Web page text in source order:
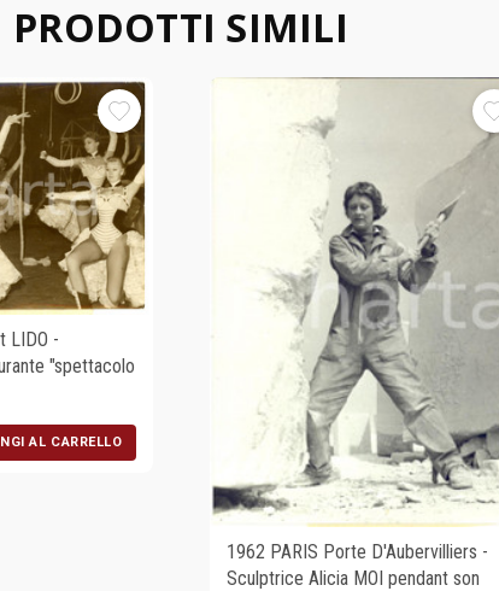
PRODOTTI SIMILI
LIDO -
"spettacolo
AL CARRELLO
1962 PARIS Porte D'Aubervilliers -
Sculptrice Alicia MOI pendant son